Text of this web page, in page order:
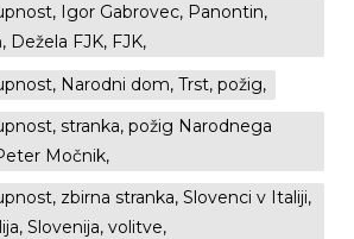
Igor Gabrovec, Panontin,
FJK, FJK,
Narodni dom, Trst, požig,
stranka, požig Narodnega
Močnik,
zbirna stranka, Slovenci v Italiji,
Slovenija, volitve,